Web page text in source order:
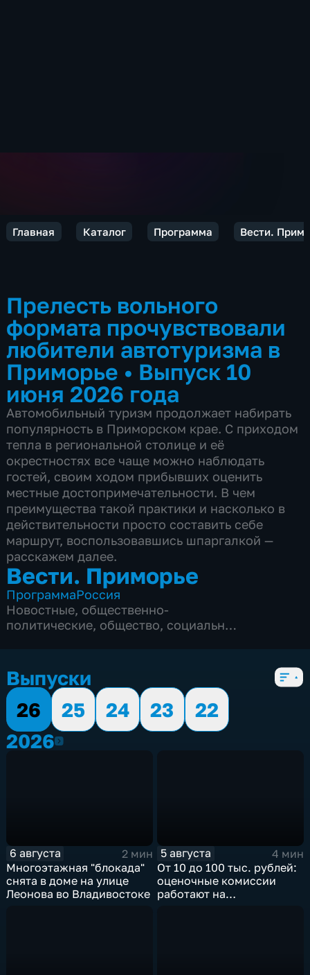
Главная Каталог Программа Вести.
Прелесть вольного
формата прочувствовали
любители автотуризма в
Приморье • Выпуск 10
июня 2026 года
Автомобильный туризм продолжает набирать
популярность в Приморском крае. С приходом
тепла в региональной столице и её
окрестностях все чаще можно наблюдать
гостей, своим ходом прибывших оценить
местные достопримечательности. В чем
преимущества такой практики и насколько в
действительности просто составить себе
маршрут, воспользовавшись шпаргалкой —
расскажем далее.
Вести. Приморье
ПрограммаРоссия
Новостные, общественно-
политические, общество, социально-
Выпуски
26
25 24 23
22
20262026
6 августа
2 мин
Многоэтажная "блокада"
снята в доме на улице
Леонова во Владивостоке
5 августа
4 мин
От 10 до 100 тыс. рублей:
оценочные комиссии
работают на